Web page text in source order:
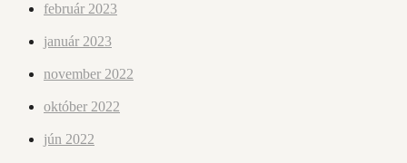
február 2023
január 2023
november 2022
október 2022
jún 2022